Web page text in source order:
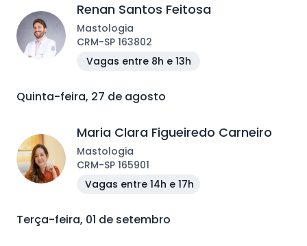
Renan Santos Feitosa
Mastologia
CRM-SP 163802
Vagas entre 8h e 13h
Quinta-feira, 27 de agosto
Maria Clara Figueiredo Carneiro
Mastologia
CRM-SP 165901
Vagas entre 14h e 17h
Terça-feira, 01 de setembro